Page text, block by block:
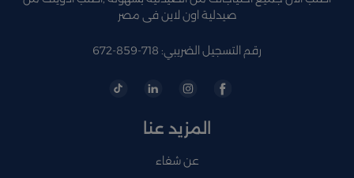
صيدلية اون لاين فى مصر
رقم التسجيل الضريبي: 718-859-672
المزيد عنا
عن شفاء